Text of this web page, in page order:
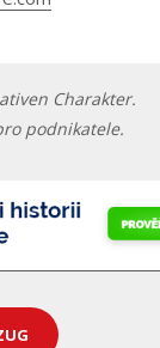
Charakter.
podnikatele.